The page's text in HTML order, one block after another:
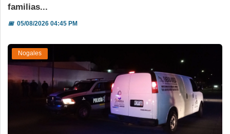
familias...
📅05/08/2026 04:45 PM
Nogales